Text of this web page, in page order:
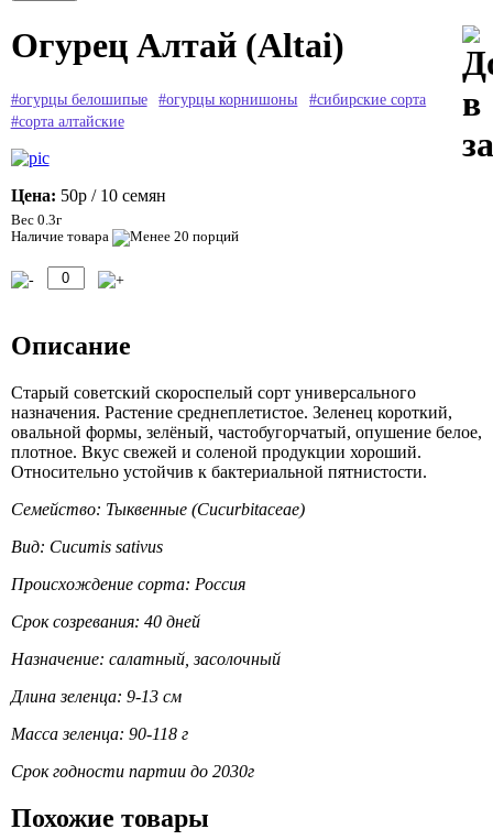
Огурец Алтай (Altai)
#огурцы белошипые #огурцы корнишоны
#сибирские сорта
#сорта алтайские
Цена: 50р / 10 семян
Вес 0.3г
Наличие товара
Описание
Старый советский скороспелый сорт универсального
назначения. Растение среднеплетистое. Зеленец короткий,
овальной формы, зелёный, частобугорчатый, опушение белое,
плотное. Вкус свежей и соленой продукции хороший.
Относительно устойчив к бактериальной пятнистости.
Семейство: Тыквенные (Cucurbitaceae)
Вид: Cucumis sativus
Происхождение сорта: Россия
Срок созревания: 40 дней
Назначение: салатный, засолочный
Длина зеленца: 9-13 см
Масса зеленца: 90-118 г
Срок годности партии до 2030г
Похожие товары